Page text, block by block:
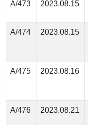
А/473 2023.08.15
А/474 2023.08.15
А/475 2023.08.16
А/476 2023.08.21